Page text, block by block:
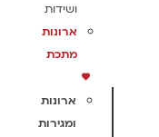
ושידות
ארונות
מתכת
ארונות
ומגירות